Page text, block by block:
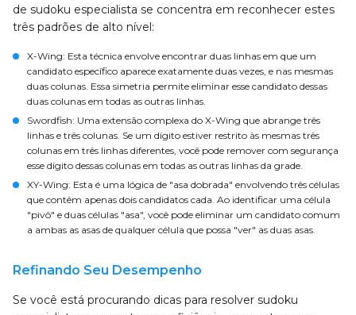
de sudoku especialista se concentra em reconhecer estes
três padrões de alto nível:
X-Wing: Esta técnica envolve encontrar duas linhas em que um
candidato específico aparece exatamente duas vezes, e nas mesmas
duas colunas. Essa simetria permite eliminar esse candidato dessas
duas colunas em todas as outras linhas.
Swordfish: Uma extensão complexa do X-Wing que abrange três
linhas e três colunas. Se um dígito estiver restrito às mesmas três
colunas em três linhas diferentes, você pode remover com segurança
esse dígito dessas colunas em todas as outras linhas da grade.
XY-Wing: Esta é uma lógica de "asa dobrada" envolvendo três células
que contêm apenas dois candidatos cada. Ao identificar uma célula
"pivô" e duas células "asa", você pode eliminar um candidato comum
a ambas as asas de qualquer célula que possa "ver" as duas asas.
Refinando Seu Desempenho
Se você está procurando dicas para resolver sudoku